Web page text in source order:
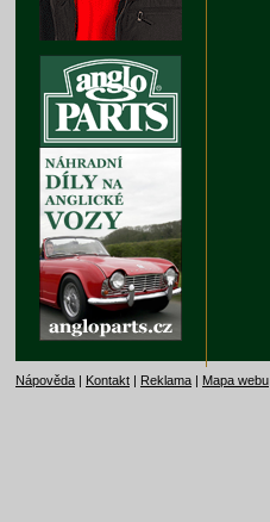
Nápověda | Kontakt | Reklama | Mapa webu